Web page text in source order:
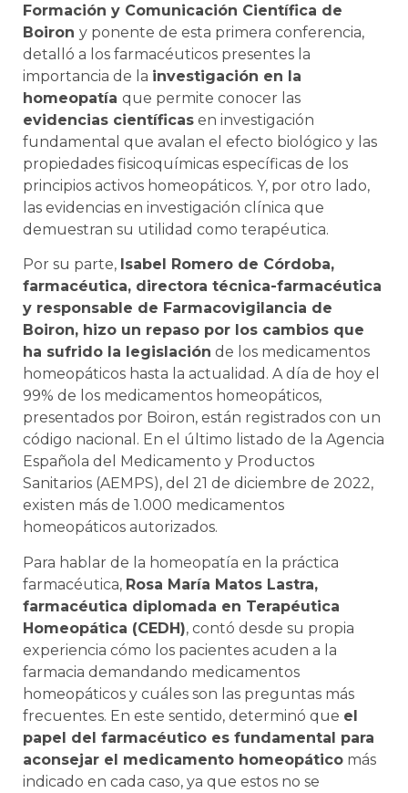
Formación y Comunicación Científica de
Boiron y ponente de esta primera conferencia,
detalló a los farmacéuticos presentes la
importancia de la investigación en la
homeopatía que permite conocer las
evidencias científicas en investigación
fundamental que avalan el efecto biológico y las
propiedades fisicoquímicas específicas de los
principios activos homeopáticos. Y, por otro lado,
las evidencias en investigación clínica que
demuestran su utilidad como terapéutica.
Por su parte, Isabel Romero de Córdoba,
farmacéutica, directora técnica-farmacéutica
y responsable de Farmacovigilancia de
Boiron, hizo un repaso por los cambios que
ha sufrido la legislación de los medicamentos
homeopáticos hasta la actualidad. A día de hoy el
99% de los medicamentos homeopáticos,
presentados por Boiron, están registrados con un
código nacional. En el último listado de la Agencia
Española del Medicamento y Productos
Sanitarios (AEMPS), del 21 de diciembre de 2022,
existen más de 1.000 medicamentos
homeopáticos autorizados.
Para hablar de la homeopatía en la práctica
farmacéutica, Rosa María Matos Lastra,
farmacéutica diplomada en Terapéutica
Homeopática (CEDH), contó desde su propia
experiencia cómo los pacientes acuden a la
farmacia demandando medicamentos
homeopáticos y cuáles son las preguntas más
frecuentes. En este sentido, determinó que el
papel del farmacéutico es fundamental para
aconsejar el medicamento homeopático más
indicado en cada caso, ya que estos no se